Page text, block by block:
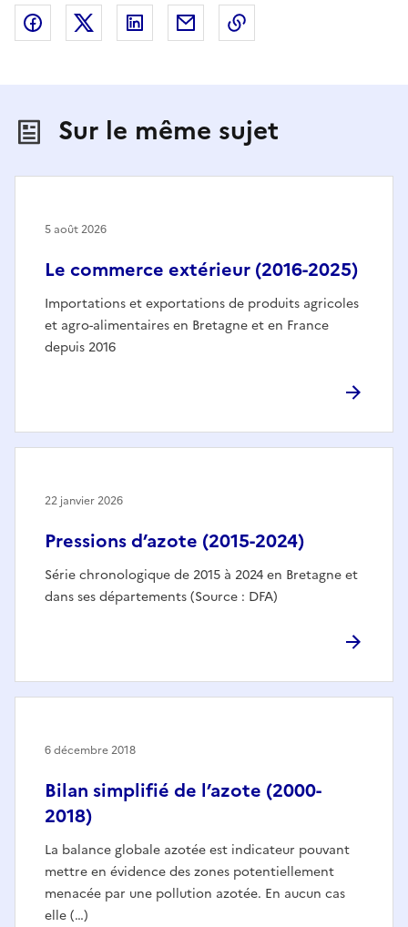
Partager sur Facebook
Partager sur X (anciennement Twitter)
Partager sur LinkedIn
Partager par email
Sur le même sujet
Le commerce extérieur (2016-2025)
Importations et exportations de produits agricoles
et agro-alimentaires en Bretagne et en France
depuis 2016
5 août 2026
Pressions d’azote (2015-2024)
Série chronologique de 2015 à 2024 en Bretagne et
dans ses départements (Source : DFA)
22 janvier 2026
Bilan simplifié de l’azote (2000-
2018)
La balance globale azotée est indicateur pouvant
mettre en évidence des zones potentiellement
menacée par une pollution azotée. En aucun cas
elle (…)
6 décembre 2018